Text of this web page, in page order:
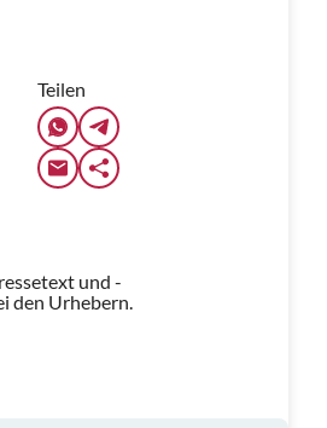
Teilen
und -
den Urhebern.